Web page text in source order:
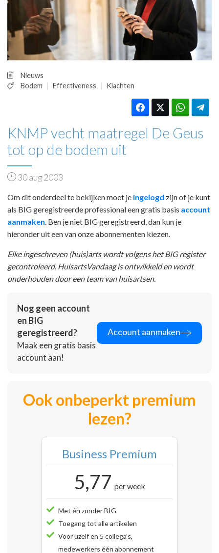
PRAKTIJKZAKEN
TARIEVEN
VPHUISARTSEN
MEDISCHE VAKHANDEL
REGISTRATIE
Nieuws
Bodem
Effectiveness Klachten
KNMP vecht maatregel De Geus
tot op de bodem uit
30 aug 2003
Om dit onderdeel te bekijken moet je ingelogd zijn of je kunt
als BIG geregistreerde professional een gratis basis account
aanmaken . Ben je niet BIG geregistreerd, dan kun je
hieronder uit een van onze abonnementen kiezen.
Elke ingeschreven (huis)arts wordt volgens het BIG register
gecontroleerd. HuisartsVandaag is ontwikkeld en wordt
onderhouden door een team van huisartsen.
Nog geen account
en BIG
geregistreerd?
Maak een gratis basis
account aan!
Account aanmaken
Ook onbeperkt premium
lezen?
Business Premium
5,77 per week
Met én zonder BIG
Toegang tot alle artikelen
Voor uzelf en 5 collega’s,
medewerkers één abonnement